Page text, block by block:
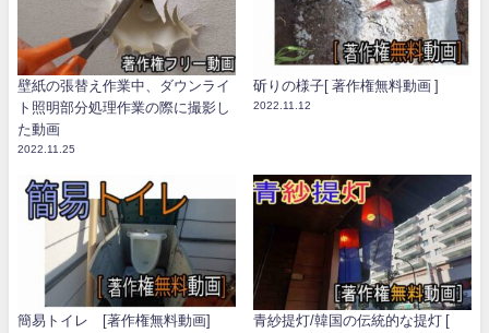
壁紙の張替え作業中、ダウンライ
ト照明部分処理作業の際に撮影し
た動画
2022.11.25
斫りの様子[ 著作権無料動画 ]
2022.11.12
簡易トイレ [著作権無料動画]
青紗提灯/韓国の伝統的な提灯 [